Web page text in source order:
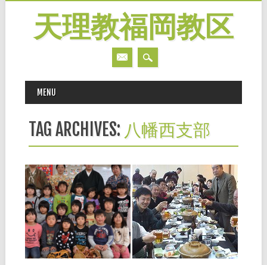
天理教福岡教区
MAIN MENU
MENU
TAG ARCHIVES: 八幡西支部
2013.04.05
ひなまつり 保育所
訪問
３月まで八幡西支部の支部
長を務めた﨑田正一郎氏（豊
筑分教会長・山陽大）は望月
流鼓奏者で、教会の信者さん
らと共に、支部内にある折尾
丸山保育所を訪れました。 園
では毎年３月３日にひなまつ
▶
2013.03.04
第3回手配りひのき
しん者懇親会ー八幡
西支部ー
１月２９日（火）、八幡西支
部では、北九州市若松区のか
んぽの宿を会場に天理時報の
手配りひのきしん者が一堂に
会して懇親会を開催しまし
▶